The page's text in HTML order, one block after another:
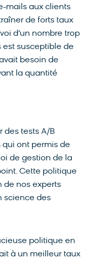
mails aux clients
de forts taux
d’un nombre trop
est susceptible de
besoin de
la quantité
des tests A/B
ont permis de
de gestion de la
Cette politique
de nos experts
science des
politique en
à un meilleur taux